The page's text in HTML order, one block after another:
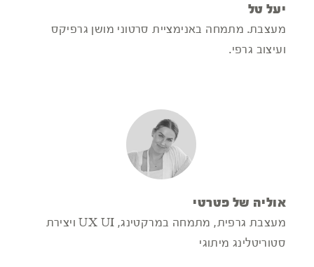
יעל טל
מעצבת. מתמחה באנימציית סרטוני מושן גרפיקס
ועיצוב גרפי.
אוליה של פטרטי
מעצבת גרפית, מתמחה במרקטינג, UX UI ויצירת
סטוריטלינג מיתוגי